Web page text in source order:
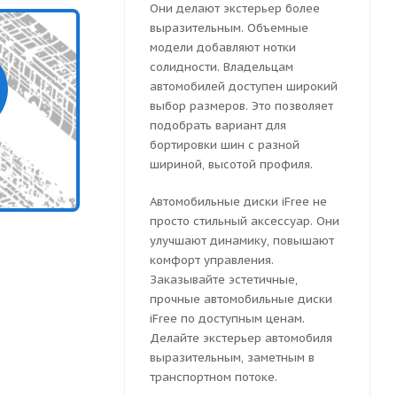
Они делают экстерьер более
выразительным. Объемные
модели добавляют нотки
солидности. Владельцам
автомобилей доступен широкий
выбор размеров. Это позволяет
подобрать вариант для
бортировки шин с разной
шириной, высотой профиля.
Автомобильные диски iFree не
просто стильный аксессуар. Они
улучшают динамику, повышают
комфорт управления.
Заказывайте эстетичные,
прочные автомобильные диски
iFree по доступным ценам.
Делайте экстерьер автомобиля
выразительным, заметным в
транспортном потоке.